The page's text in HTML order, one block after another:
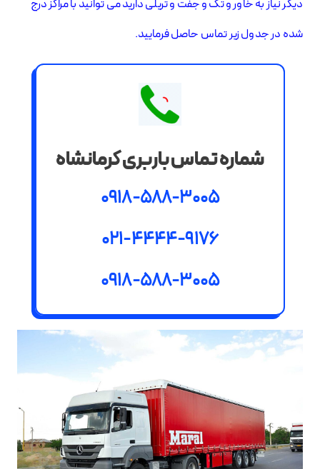
دیگر نیاز به خاور و تک و جفت و تریلی دارید می توانید با مراکز درج
شده در جدول زیر تماس حاصل فرمایید.
شماره تماس باربری کرمانشاه
0918-588-3005
021-4444-9176
0918-588-3005